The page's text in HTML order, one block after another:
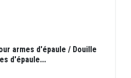
armes d'épaule / Douille
d'épaule...